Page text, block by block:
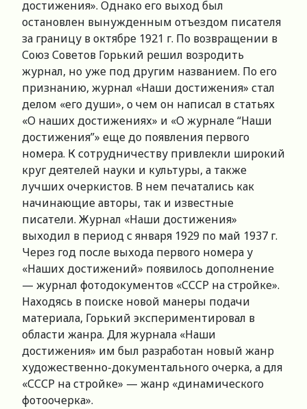
достижения». Однако его выход был
остановлен вынужденным отъездом писателя
за границу в октябре 1921 г. По возвращении в
Союз Советов Горький решил возродить
журнал, но уже под другим названием. По его
признанию, журнал «Наши достижения» стал
делом «его души», о чем он написал в статьях
«О наших достижениях» и «О журнале “Наши
достижения”» еще до появления первого
номера. К сотрудничеству привлекли широкий
круг деятелей науки и культуры, а также
лучших очеркистов. В нем печатались как
начинающие авторы, так и известные
писатели. Журнал «Наши достижения»
выходил в период с января 1929 по май 1937 г.
Через год после выхода первого номера у
«Наших достижений» появилось дополнение
— журнал фотодокументов «СССР на стройке».
Находясь в поиске новой манеры подачи
материала, Горький экспериментировал в
области жанра. Для журнала «Наши
достижения» им был разработан новый жанр
художественно-документального очерка, а для
«СССР на стройке» — жанр «динамического
фотоочерка».